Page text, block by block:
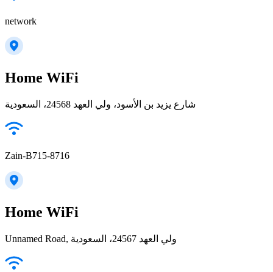
network
Home WiFi
شارع يزيد بن الأسود، ولي العهد 24568، السعودية
Zain-B715-8716
Home WiFi
Unnamed Road, ولي العهد 24567، السعودية